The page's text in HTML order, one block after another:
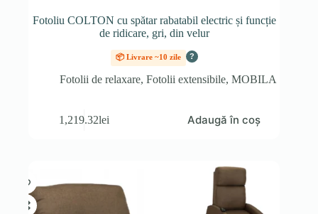
Fotoliu COLTON cu spătar rabatabil electric și funcție
de ridicare, gri, din velur
📦 Livrare ~10 zile ?
Fotolii de relaxare,Fotolii extensibile,MOBILA
1,219.32lei Adaugă în coș